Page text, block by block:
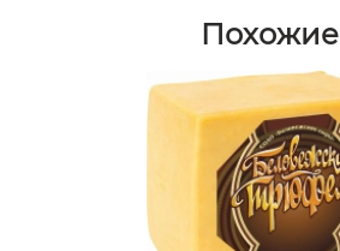
Похожие